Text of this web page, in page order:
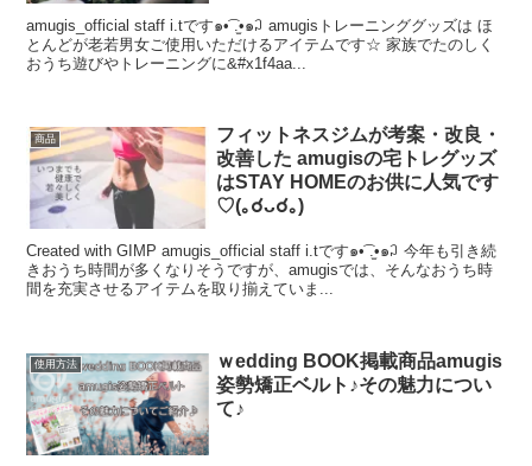
amugis_official staff i.tです๑•͡ .̫•๑꒜ amugisトレーニンググッズは ほ
とんどが老若男女ご使用いただけるアイテムです☆ 家族でたのしく
おうち遊びやトレーニングに&#x1f4aa...
商品
フィットネスジムが考案・改良・
改善した amugisの宅トレグッズ
はSTAY HOMEのお供に人気です
♡(｡☌ᴗ☌｡)
Created with GIMP amugis_official staff i.tです๑•͡ .̫•๑꒜ 今年も引き続
きおうち時間が多くなりそうですが、amugisでは、そんなおうち時
間を充実させるアイテムを取り揃えていま...
使用方法
ｗedding BOOK掲載商品amugis
姿勢矯正ベルト♪その魅力につい
て♪